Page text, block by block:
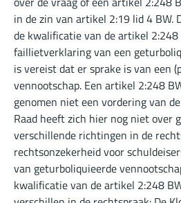
in de zin van artikel 2:19 lid 4 BW.
de kwalificatie van de artikel
faillietverklaring van een
is vereist dat er sprake is van een
vennootschap. Een artikel 2:248
genomen niet een vordering van
Raad heeft zich hier nog niet over
verschillende richtingen in de
rechtsonzekerheid voor
van geturboliquieerde
kwalificatie van de artikel 2:248